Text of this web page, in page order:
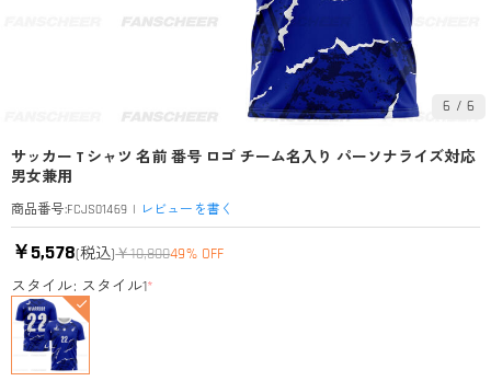
6 / 6
サッカー T シャツ 名前 番号 ロゴ チーム名入り パーソナライズ対応
男女兼用
商品番号:FCJS01469 | レビューを書く
￥5,578(税込)￥10,80049% OFF
スタイル: スタイル1*